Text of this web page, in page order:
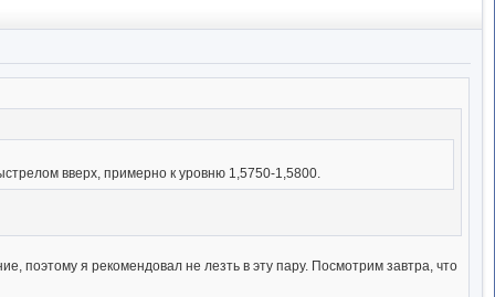
вверх, примерно к уровню 1,5750-1,5800.
поэтому я рекомендовал не лезть в эту пару. Посмотрим завтра, что